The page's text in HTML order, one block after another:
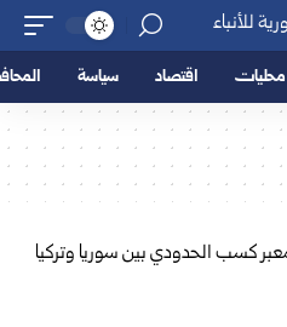
محليات اقتصاد سياسة